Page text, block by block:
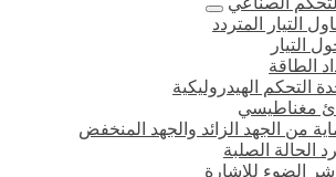
التيار المتردد
التيار
الطاقة
التحكم الهيدروليكية
مغناطيسي
من الجهد الزائد والجهد المنخفض
الحالة الصلبة
الضوء للإشارة